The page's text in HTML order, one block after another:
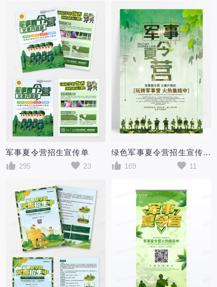
军事夏令营招生宣传单
295
23
绿色军事夏令营招生宣传海报
169
11